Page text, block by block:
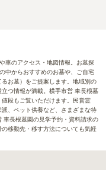
車のアクセス・地図情報。お墓探
中からおすすめのお墓や、ご自宅
お墓）をご提案します。地域別の
つ情報が満載。横手市営 車長根墓
段もご覧いただけます。民営霊
、ペット供養など、さまざまな特
車長根墓園の見学予約・資料請求の
移動先・移す方法についても気軽